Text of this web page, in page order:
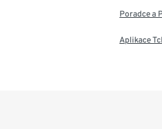
Poradce a
Aplikace